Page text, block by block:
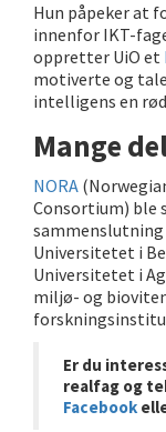
Hun påpeker at
innenfor IKT-
oppretter UiO et
motiverte og
intelligens en
Mange
NORA
Consortium) ble
Universitetet i
Universitetet i
miljø- og
Er du
realfag og
Facebook